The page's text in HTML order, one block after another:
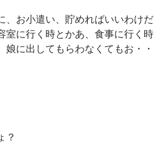
、お小遣い、貯めればいいわけだ
室に行く時とかあ、食事に行く時
娘に出してもらわなくてもお・・
？